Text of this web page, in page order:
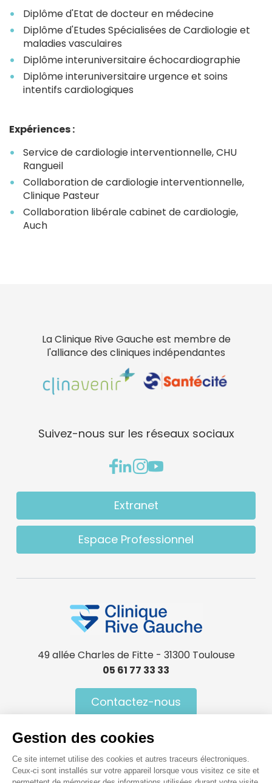
Diplôme d'Etat de docteur en médecine
Diplôme d'Etudes Spécialisées de Cardiologie et
maladies vasculaires
Diplôme interuniversitaire échocardiographie
Diplôme interuniversitaire urgence et soins
intentifs cardiologiques
Expériences :
Service de cardiologie interventionnelle, CHU
Rangueil
Collaboration de cardiologie interventionnelle,
Clinique Pasteur
Collaboration libérale cabinet de cardiologie,
Auch
La Clinique Rive Gauche est membre de
l'alliance des cliniques indépendantes
Suivez-nous sur les réseaux sociaux
Extranet
Espace Professionnel
49 allée Charles de Fitte - 31300 Toulouse
05 61 77 33 33
Contactez-nous
Menu Pied de page
Gestion des cookies
Ce site internet utilise des cookies et autres traceurs électroniques.
Ceux-ci sont installés sur votre appareil lorsque vous visitez ce site et